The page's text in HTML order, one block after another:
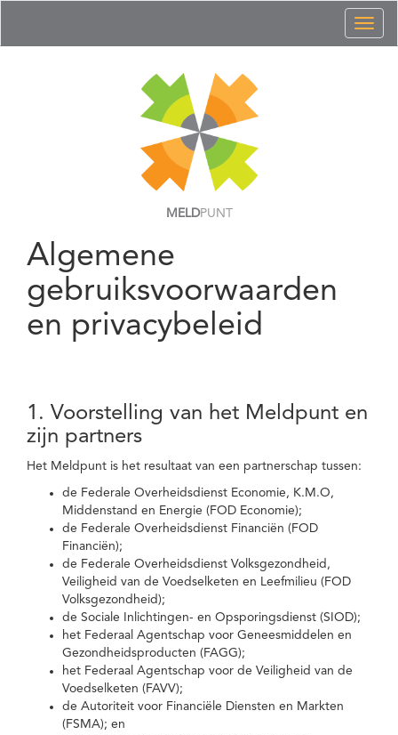
MELDPUNT
Algemene
gebruiksvoorwaarden
en privacybeleid
1. Voorstelling van het Meldpunt en
zijn partners
Het Meldpunt is het resultaat van een partnerschap tussen:
de Federale Overheidsdienst Economie, K.M.O,
Middenstand en Energie (FOD Economie);
de Federale Overheidsdienst Financiën (FOD
Financiën);
de Federale Overheidsdienst Volksgezondheid,
Veiligheid van de Voedselketen en Leefmilieu (FOD
Volksgezondheid);
de Sociale Inlichtingen- en Opsporingsdienst (SIOD);
het Federaal Agentschap voor Geneesmiddelen en
Gezondheidsproducten (FAGG);
het Federaal Agentschap voor de Veiligheid van de
Voedselketen (FAVV);
de Autoriteit voor Financiële Diensten en Markten
(FSMA); en